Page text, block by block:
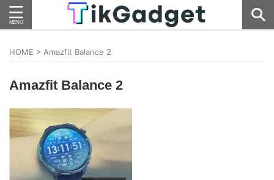
HOME > Amazfit Balance 2
Amazfit Balance 2